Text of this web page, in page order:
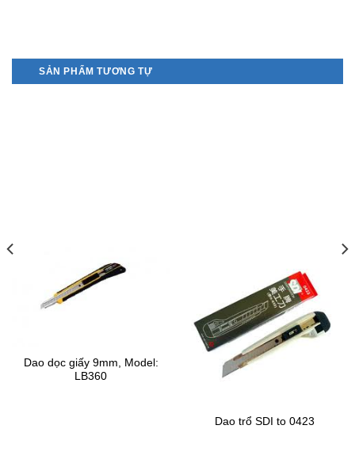
SẢN PHẨM TƯƠNG TỰ
Dao dọc giấy 9mm, Model:
LB360
Dao trổ SDI to 0423